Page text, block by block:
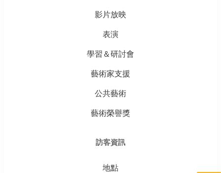
影片放映
表演
學習＆研討會
藝術家支援
公共藝術
藝術榮譽獎
訪客資訊
地點